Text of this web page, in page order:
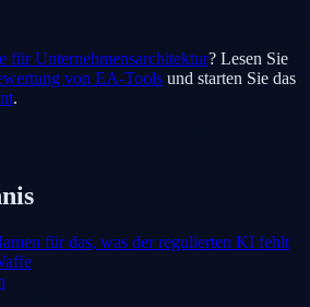
für Unternehmensarchitektur? Lesen Sie
von EA-Tools und starten Sie das
.
für das, was der regulierten KI fehlt